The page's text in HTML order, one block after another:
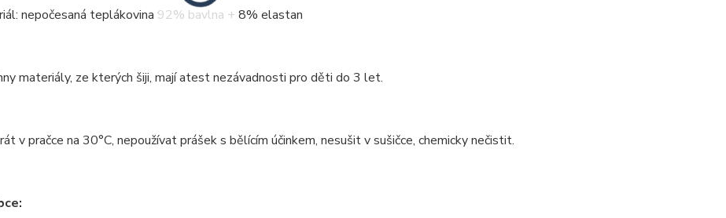
nepočesaná teplákovina 92% bavlna + 8% elastan
materiály, ze kterých šiji, mají atest nezávadnosti pro děti do 3 let.
v pračce na 30°C, nepoužívat prášek s bělícím účinkem, nesušit v sušičce, chemicky nečistit.